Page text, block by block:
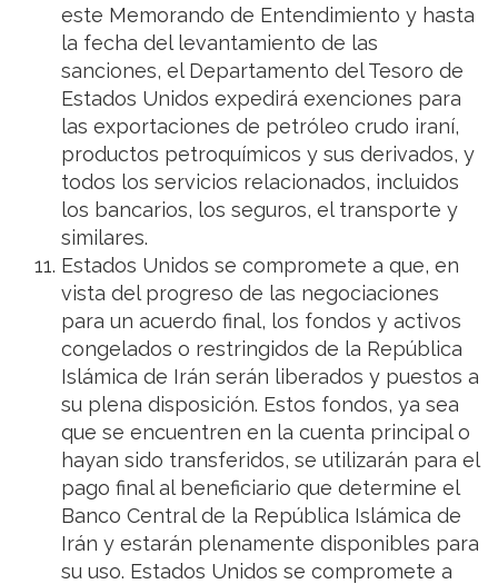
este Memorando de Entendimiento y hasta
la fecha del levantamiento de las
sanciones, el Departamento del Tesoro de
Estados Unidos expedirá exenciones para
las exportaciones de petróleo crudo iraní,
productos petroquímicos y sus derivados, y
todos los servicios relacionados, incluidos
los bancarios, los seguros, el transporte y
similares.
Estados Unidos se compromete a que, en
vista del progreso de las negociaciones
para un acuerdo final, los fondos y activos
congelados o restringidos de la República
Islámica de Irán serán liberados y puestos a
su plena disposición. Estos fondos, ya sea
que se encuentren en la cuenta principal o
hayan sido transferidos, se utilizarán para el
pago final al beneficiario que determine el
Banco Central de la República Islámica de
Irán y estarán plenamente disponibles para
su uso. Estados Unidos se compromete a